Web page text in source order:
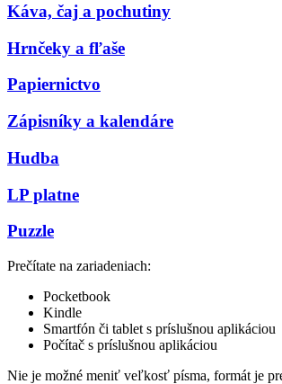
Káva, čaj a pochutiny
Hrnčeky a fľaše
Papiernictvo
Zápisníky a kalendáre
Hudba
LP platne
Puzzle
Prečítate na zariadeniach:
Pocketbook
Kindle
Smartfón či tablet s príslušnou aplikáciou
Počítač s príslušnou aplikáciou
Nie je možné meniť veľkosť písma, formát je